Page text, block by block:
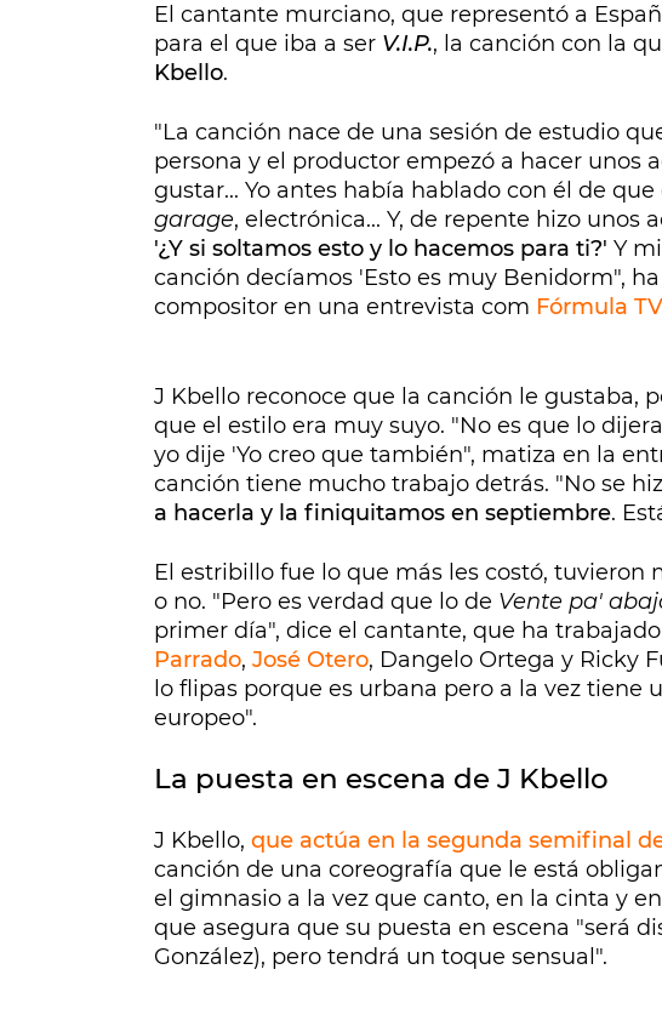
El cantante murciano, que representó a
para el que iba a ser V.I.P., la canción con la
Kbello.
"La canción nace de una sesión de estudio
persona y el productor empezó a hacer unos
gustar... Yo antes había hablado con él de
garage, electrónica... Y, de repente hizo unos
'¿Y si soltamos esto y lo hacemos para ti?' Y
canción decíamos 'Esto es muy Benidorm",
compositor en una entrevista com Fórmula TV
J Kbello reconoce que la canción le gustaba,
que el estilo era muy suyo. "No es que lo
yo dije 'Yo creo que también", matiza en la
canción tiene mucho trabajo detrás. "No se
a hacerla y la finiquitamos en septiembre.
El estribillo fue lo que más les costó, tuvieron
o no. "Pero es verdad que lo de Vente pa'
primer día", dice el cantante, que ha
Parrado, José Otero, Dangelo Ortega y Ricky
lo flipas porque es urbana pero a la vez tiene
europeo".
La puesta en escena de J Kbello
J Kbello, que actúa en la segunda semifinal
canción de una coreografía que le está
el gimnasio a la vez que canto, en la cinta y
que asegura que su puesta en escena "será
González), pero tendrá un toque sensual".